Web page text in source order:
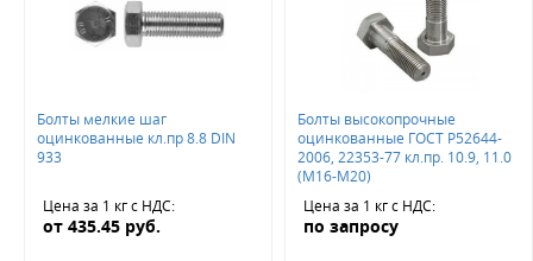
Болты мелкие шаг
оцинкованные кл.пр 8.8 DIN
933
Цена за 1 кгс НДС:
от 435.45 руб.
Болты высокопрочные
оцинкованные ГОСТ Р52644-
2006, 22353-77 кл.пр. 10.9, 11.0
(М16-М20)
Цена за 1 кгс НДС:
по запросу